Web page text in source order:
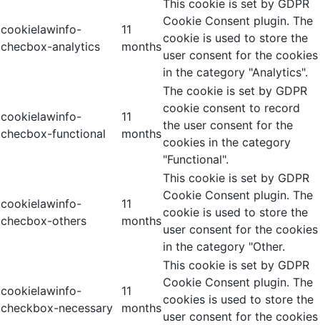
cookielawinfo-
checbox-analytics
11
months
This cookie is set by GDPR
Cookie Consent plugin. The
cookie is used to store the
user consent for the cookies
in the category "Analytics".
cookielawinfo-
checbox-functional
11
months
The cookie is set by GDPR
cookie consent to record
the user consent for the
cookies in the category
"Functional".
cookielawinfo-
checbox-others
11
months
This cookie is set by GDPR
Cookie Consent plugin. The
cookie is used to store the
user consent for the cookies
in the category "Other.
cookielawinfo-
checkbox-necessary
11
months
This cookie is set by GDPR
Cookie Consent plugin. The
cookies is used to store the
user consent for the cookies